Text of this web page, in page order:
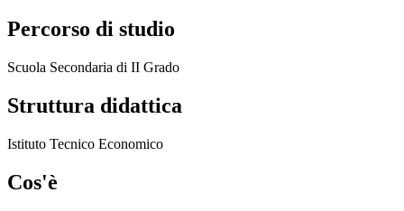
Percorso di studio
Scuola Secondaria di II Grado
Struttura didattica
Istituto Tecnico Economico
Cos'è